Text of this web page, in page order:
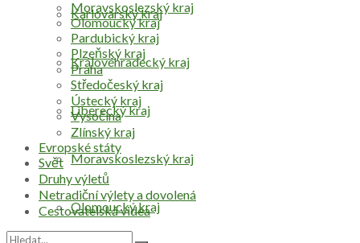
Karlovarský kraj
Královéhradecký kraj
Liberecký kraj
Moravskoslezský kraj
Olomoucký kraj
Moravskoslezský kraj
Olomoucký kraj
Pardubický kraj
Plzeňský kraj
Praha
Středočeský kraj
Ústecký kraj
Vysočina
Zlínský kraj
Evropské státy
Svět
Druhy výletů
Netradiční výlety a dovolená
Cestovatelská videa